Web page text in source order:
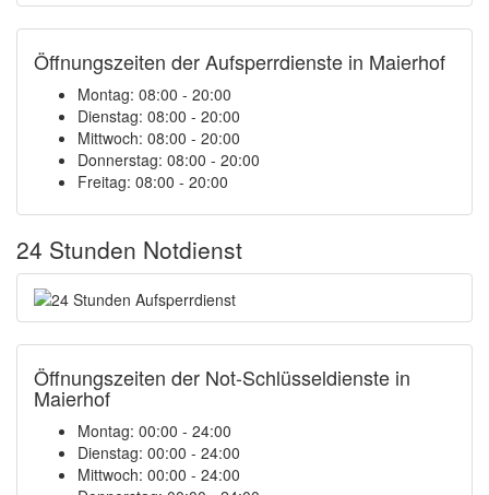
Öffnungszeiten der Aufsperrdienste in Maierhof
Montag: 08:00 - 20:00
Dienstag: 08:00 - 20:00
Mittwoch: 08:00 - 20:00
Donnerstag: 08:00 - 20:00
Freitag: 08:00 - 20:00
24 Stunden Notdienst
Öffnungszeiten der Not-Schlüsseldienste in
Maierhof
Montag: 00:00 - 24:00
Dienstag: 00:00 - 24:00
Mittwoch: 00:00 - 24:00